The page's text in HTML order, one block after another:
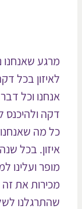
שאנחנו נולדים
בכל דקה ובכל
וכל דבר בטבע
ולהיכנס לאיזון
מה שאנחנו
בכל שנה ובכל
ועלינו למצוא
את זה על
לשלב